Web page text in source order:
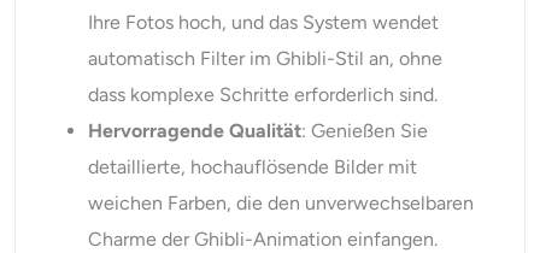
Ihre Fotos hoch, und das System wendet
automatisch Filter im Ghibli-Stil an, ohne
dass komplexe Schritte erforderlich sind.
Hervorragende Qualität: Genießen Sie
detaillierte, hochauflösende Bilder mit
weichen Farben, die den unverwechselbaren
Charme der Ghibli-Animation einfangen.